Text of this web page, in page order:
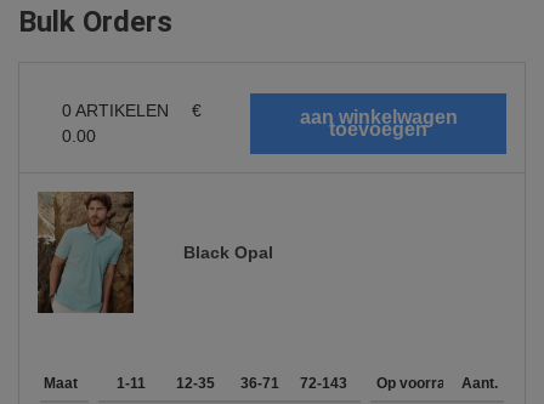
Bulk Orders
0 ARTIKELEN
€
0.00
Black Opal
Maat 1-11 12-35 36-71 72-143 144-287 288 + Meer
Op voorraadAant.